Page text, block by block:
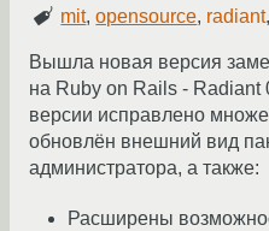
mit,opensource, radiant,
Вышла новая версия
на Ruby on Rails - Radiant
версии исправлено
обновлён внешний вид
администратора, а также:
Расширены